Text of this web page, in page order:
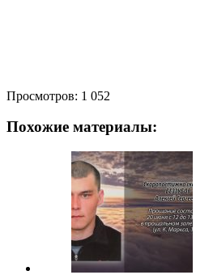
Просмотров: 1 052
Похожие материалы: